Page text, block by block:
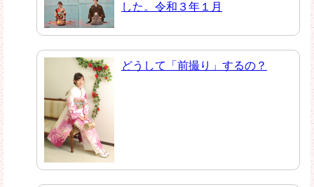
した。令和３年１月
どうして「前撮り」するの？